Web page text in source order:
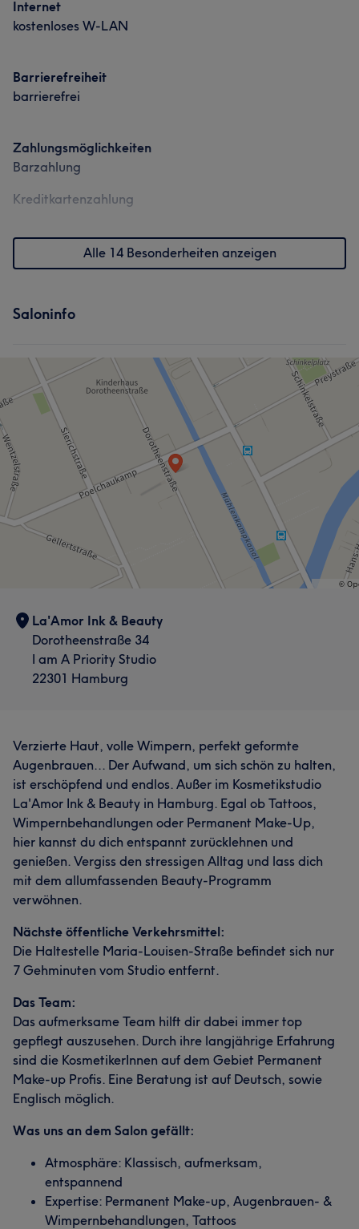
Internet
kostenloses W-LAN
Barrierefreiheit
barrierefrei
Zahlungsmöglichkeiten
Barzahlung
Kreditkartenzahlung
Alle 14 Besonderheiten anzeigen
Saloninfo
La'Amor Ink & Beauty
Dorotheenstraße 34
I am A Priority Studio
22301 Hamburg
Verzierte Haut, volle Wimpern, perfekt geformte
Augenbrauen... Der Aufwand, um sich schön zu halten,
ist erschöpfend und endlos. Außer im Kosmetikstudio
La'Amor Ink & Beauty in Hamburg. Egal ob Tattoos,
Wimpernbehandlungen oder Permanent Make-Up,
hier kannst du dich entspannt zurücklehnen und
genießen. Vergiss den stressigen Alltag und lass dich
mit dem allumfassenden Beauty-Programm
verwöhnen.
Nächste öffentliche Verkehrsmittel:
Die Haltestelle Maria-Louisen-Straße befindet sich nur
7 Gehminuten vom Studio entfernt.
Das Team:
Das aufmerksame Team hilft dir dabei immer top
gepflegt auszusehen. Durch ihre langjährige Erfahrung
sind die KosmetikerInnen auf dem Gebiet Permanent
Make-up Profis. Eine Beratung ist auf Deutsch, sowie
Englisch möglich.
Was uns an dem Salon gefällt:
Atmosphäre: Klassisch, aufmerksam,
entspannend
Expertise: Permanent Make-up, Augenbrauen- &
Wimpernbehandlungen, Tattoos